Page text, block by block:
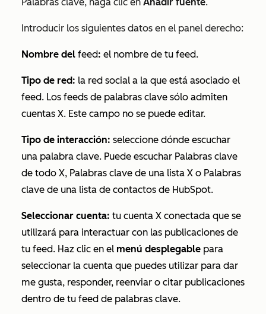
Introducir los siguientes datos en el panel derecho:
Nombre del feed: el nombre de tu feed.
Tipo de red: la red social a la que está asociado el
feed. Los feeds de palabras clave sólo admiten
cuentas X. Este campo no se puede editar.
Tipo de interacción: seleccione dónde escuchar
una palabra clave. Puede escuchar Palabras clave
de todo X, Palabras clave de una lista X o Palabras
clave de una lista de contactos de HubSpot.
Seleccionar cuenta: tu cuenta X conectada que se
utilizará para interactuar con las publicaciones de
tu feed. Haz clic en el menú desplegable para
seleccionar la cuenta que puedes utilizar para dar
me gusta, responder, reenviar o citar publicaciones
dentro de tu feed de palabras clave.